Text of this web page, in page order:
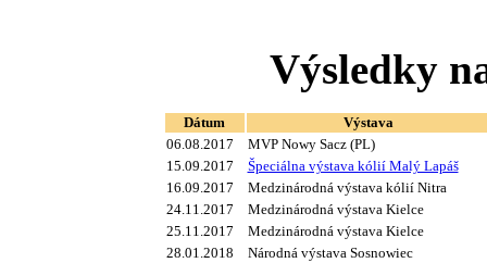
Výsledky
Dátum
Výstava
06.08.2017
MVP Nowy Sacz (PL)
15.09.2017
Špeciálna výstava kólií Malý Lapáš
16.09.2017
Medzinárodná výstava kólií Nitra
24.11.2017
Medzinárodná výstava Kielce
25.11.2017
Medzinárodná výstava Kielce
28.01.2018
Národná výstava Sosnowiec